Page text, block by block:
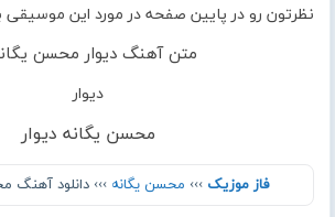
نظرتون رو در پایین صفحه در مورد این موسیقی
متن آهنگ دیوار محسن
دیوار
محسن یگانه دیوار
فاز موزیک ››› محسن یگانه ››› دانلود آهنگ